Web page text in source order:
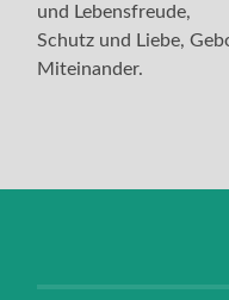
und Lebensfreude,
Schutz und Liebe,
Miteinander.